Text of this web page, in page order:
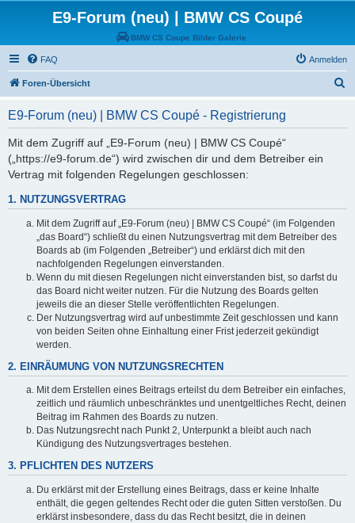
E9-Forum (neu) | BMW CS Coupé
BMW CS Coupe Bilder Galerie
FAQ Anmelden
Foren-Übersicht
E9-Forum (neu) | BMW CS Coupé - Registrierung
Mit dem Zugriff auf „E9-Forum (neu) | BMW CS Coupé“
(„https://e9-forum.de“) wird zwischen dir und dem Betreiber ein
Vertrag mit folgenden Regelungen geschlossen:
1. NUTZUNGSVERTRAG
Mit dem Zugriff auf „E9-Forum (neu) | BMW CS Coupé“ (im Folgenden
„das Board“) schließt du einen Nutzungsvertrag mit dem Betreiber des
Boards ab (im Folgenden „Betreiber“) und erklärst dich mit den
nachfolgenden Regelungen einverstanden.
Wenn du mit diesen Regelungen nicht einverstanden bist, so darfst du
das Board nicht weiter nutzen. Für die Nutzung des Boards gelten
jeweils die an dieser Stelle veröffentlichten Regelungen.
Der Nutzungsvertrag wird auf unbestimmte Zeit geschlossen und kann
von beiden Seiten ohne Einhaltung einer Frist jederzeit gekündigt
werden.
2. EINRÄUMUNG VON NUTZUNGSRECHTEN
Mit dem Erstellen eines Beitrags erteilst du dem Betreiber ein einfaches,
zeitlich und räumlich unbeschränktes und unentgeltliches Recht, deinen
Beitrag im Rahmen des Boards zu nutzen.
Das Nutzungsrecht nach Punkt 2, Unterpunkt a bleibt auch nach
Kündigung des Nutzungsvertrages bestehen.
3. PFLICHTEN DES NUTZERS
Du erklärst mit der Erstellung eines Beitrags, dass er keine Inhalte
enthält, die gegen geltendes Recht oder die guten Sitten verstoßen. Du
erklärst insbesondere, dass du das Recht besitzt, die in deinen